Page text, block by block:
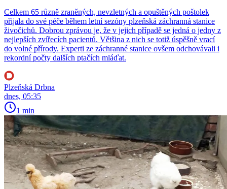
Celkem 65 různě zraněných, nevzletných a opuštěných poštolek
přijala do své péče během letní sezóny plzeňská záchranná stanice
živočichů. Dobrou zprávou je, že v jejich případě se jedná o jedny z
nejlepších zvířecích pacientů. Většina z nich se totiž úspěšně vrací
do volné přírody. Experti ze záchranné stanice ovšem odchovávali i
rekordní počty dalších ptačích mláďat.
Plzeňská Drbna
dnes, 05:35
1 min